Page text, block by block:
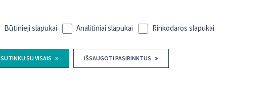
Būtinieji slapukai Analitiniai slapukai Rinkodaros slapukai
SUTINKU SU VISAIS IŠSAUGOTI PASIRINKTUS